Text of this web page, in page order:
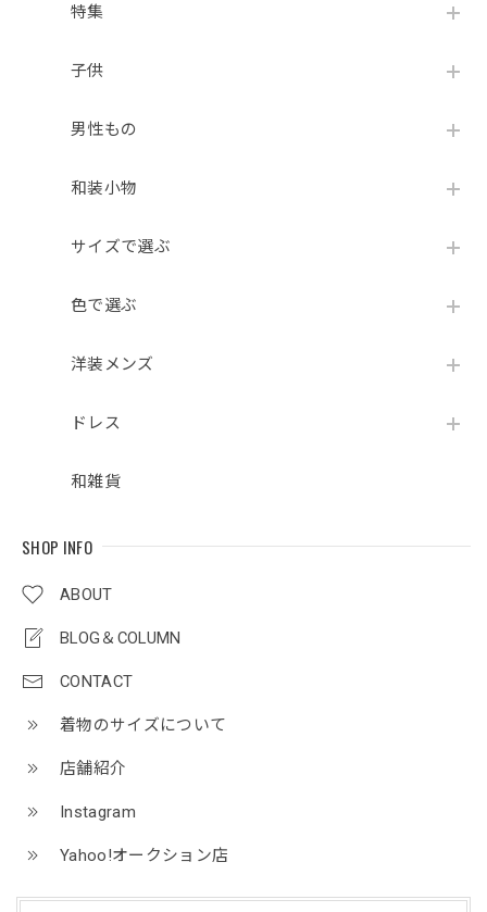
特集
子供
男性もの
和装小物
サイズで選ぶ
色で選ぶ
洋装メンズ
ドレス
和雑貨
SHOP INFO
ABOUT
BLOG＆COLUMN
CONTACT
着物のサイズについて
店舗紹介
Instagram
Yahoo!オークション店